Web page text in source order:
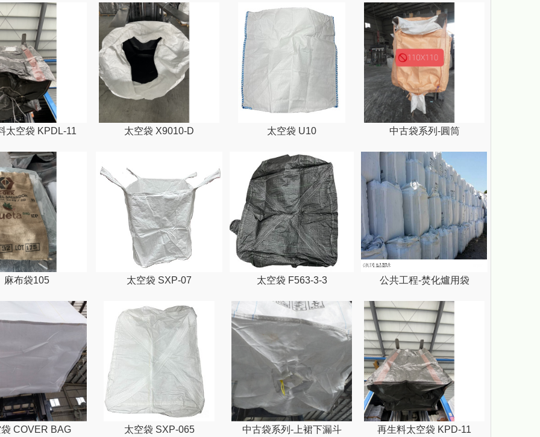
太空袋 KPDL-11 太空袋 X9010-D 太空袋 U10 中古袋系列-圓筒
麻布袋105 太空袋 SXP-07 太空袋 F563-3-3 公共工程-焚化爐用袋
COVER BAG 太空袋 SXP-065 中古袋系列-上裙下漏斗 再生料太空袋 KPD-11